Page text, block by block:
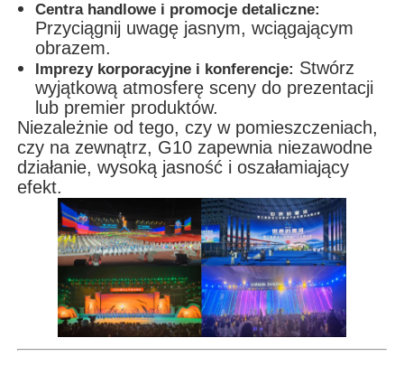
Centra handlowe i promocje detaliczne:
Przyciągnij uwagę jasnym, wciągającym
obrazem.
Imprezy korporacyjne i konferencje: Stwórz
wyjątkową atmosferę sceny do prezentacji
lub premier produktów.
Niezależnie od tego, czy w pomieszczeniach,
czy na zewnątrz, G10 zapewnia niezawodne
działanie, wysoką jasność i oszałamiający
efekt.